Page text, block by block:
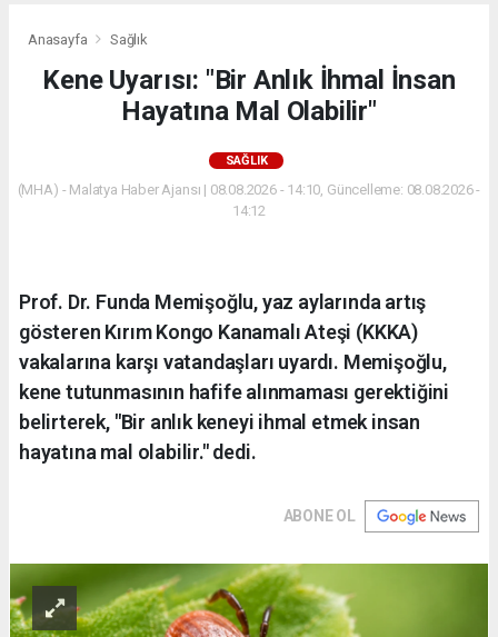
Anasayfa Sağlık
Kene Uyarısı: "Bir Anlık İhmal İnsan
Hayatına Mal Olabilir"
SAĞLIK
(MHA) - Malatya Haber Ajansı | 08.08.2026 - 14:10, Güncelleme: 08.08.2026 -
14:12
Prof. Dr. Funda Memişoğlu, yaz aylarında artış
gösteren Kırım Kongo Kanamalı Ateşi (KKKA)
vakalarına karşı vatandaşları uyardı. Memişoğlu,
kene tutunmasının hafife alınmaması gerektiğini
belirterek, "Bir anlık keneyi ihmal etmek insan
hayatına mal olabilir." dedi.
ABONE OL